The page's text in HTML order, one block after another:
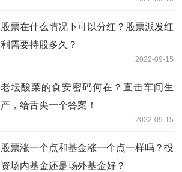
股票在什么情况下可以分红？股票派发红
利需要持股多久？
2022-09-15
老坛酸菜的食安密码何在？直击车间生
产，给舌尖一个答案！
2022-09-15
股票涨一个点和基金涨一个点一样吗？投
资场内基金还是场外基金好？